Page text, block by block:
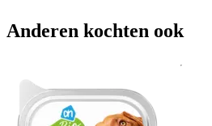
Anderen kochten ook